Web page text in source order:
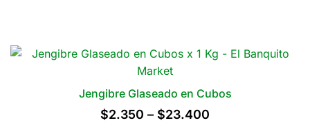
varias
variantes.
Las
se
Jengibre Glaseado en Cubos
$2.350 – $23.400